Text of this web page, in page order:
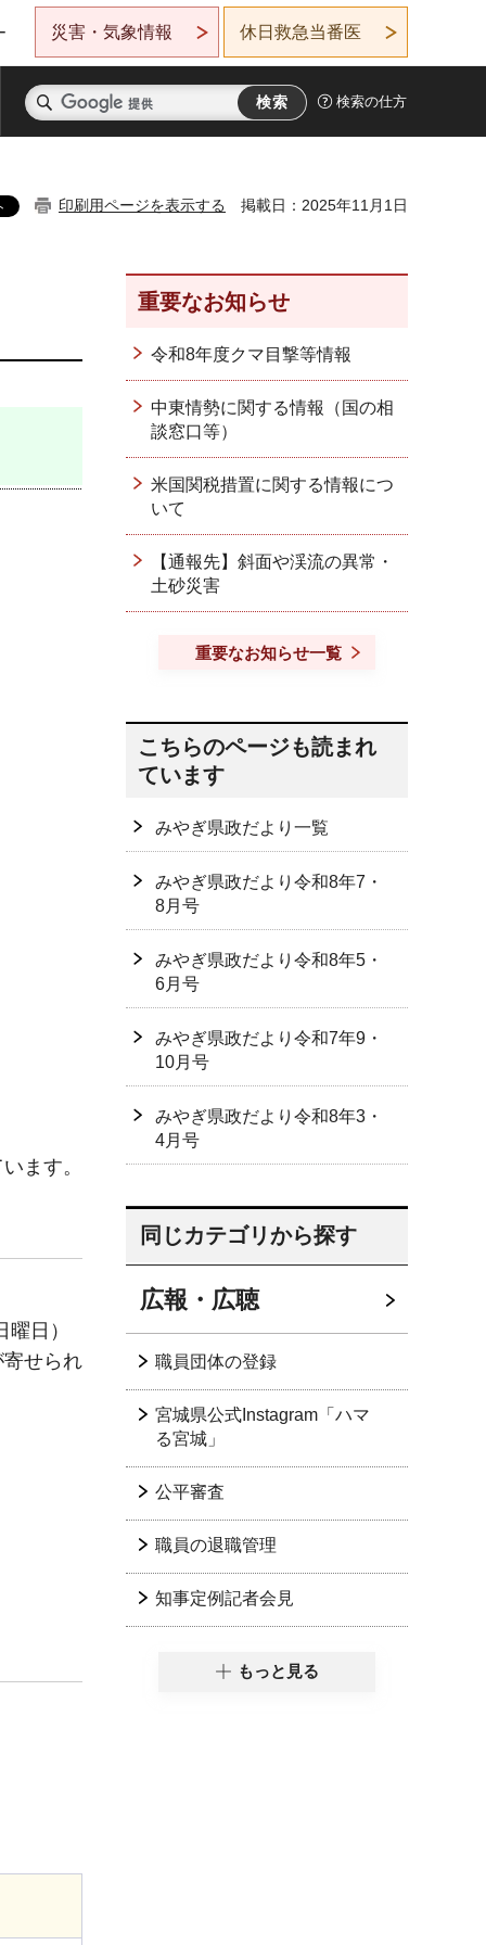
災害・気象情報 休日救急当番医
検索の仕方
印刷用ページを表示する 掲載日：2025年11月1日
ます。
日）
せられ
重要なお知らせ
令和8年度クマ目撃等情報
中東情勢に関する情報（国の相
談窓口等）
米国関税措置に関する情報につ
いて
【通報先】斜面や渓流の異常・
土砂災害
重要なお知らせ一覧
こちらのページも読まれ
ています
みやぎ県政だより一覧
みやぎ県政だより令和8年7・
8月号
みやぎ県政だより令和8年5・
6月号
みやぎ県政だより令和7年9・
10月号
みやぎ県政だより令和8年3・
4月号
同じカテゴリから探す
広報・広聴
職員団体の登録
宮城県公式Instagram「ハマ
る宮城」
公平審査
職員の退職管理
知事定例記者会見
もっと見る